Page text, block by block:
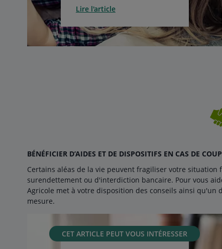
Lire l'article
BÉNÉFICIER D’AIDES ET DE DISPOSITIFS EN CAS DE
Certains aléas de la vie peuvent fragiliser votre
surendettement ou d'interdiction bancaire. Pour vous
Agricole met à votre disposition des conseils ainsi
mesure.
CET ARTICLE PEUT VOUS INTÉRESSER